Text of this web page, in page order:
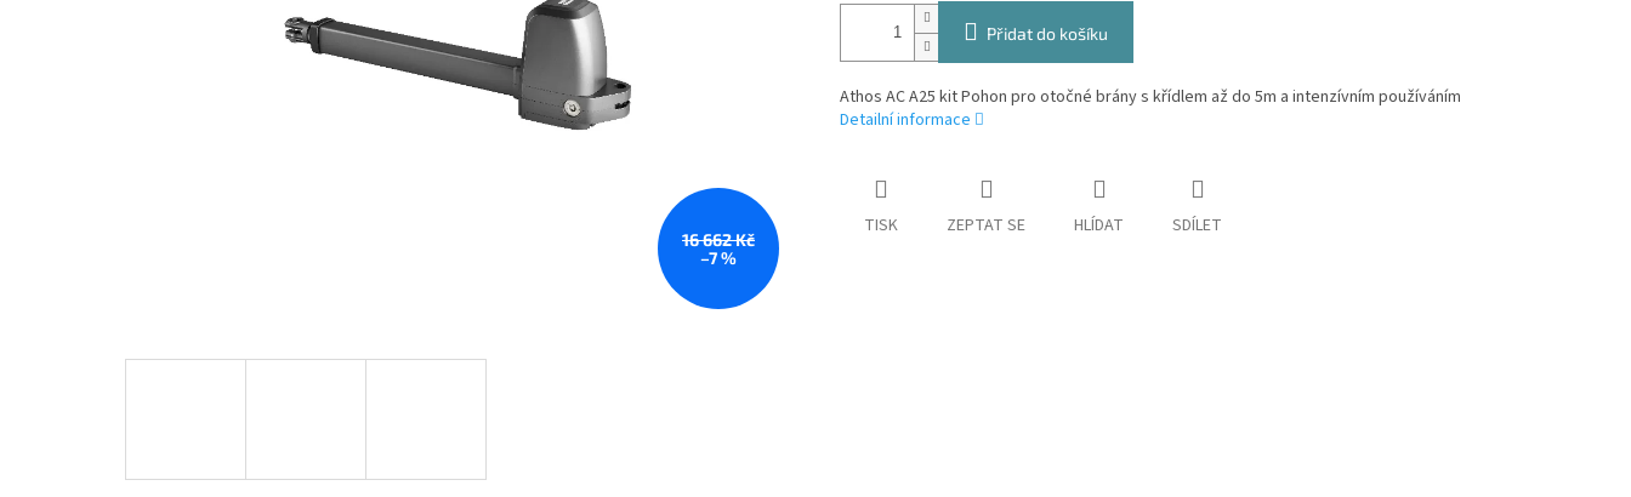
16 662 Kč
–7 %
Přidat do košíku
Athos AC A25 kit Pohon pro otočné brány s křídlem až do 5m a intenzívním používáním
Detailní informace
TISK ZEPTAT SE HLÍDAT SDÍLET